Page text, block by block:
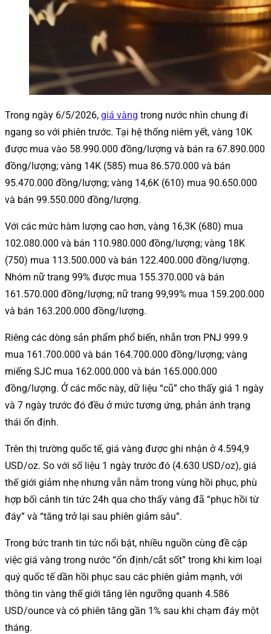
Trong ngày 6/5/2026, giá vàng trong nước nhìn chung đi
ngang so với phiên trước. Tại hệ thống niêm yết, vàng 10K
được mua vào 58.990.000 đồng/lượng và bán ra 67.890.000
đồng/lượng; vàng 14K (585) mua 86.570.000 và bán
95.470.000 đồng/lượng; vàng 14,6K (610) mua 90.650.000
và bán 99.550.000 đồng/lượng.
Với các mức hàm lượng cao hơn, vàng 16,3K (680) mua
102.080.000 và bán 110.980.000 đồng/lượng; vàng 18K
(750) mua 113.500.000 và bán 122.400.000 đồng/lượng.
Nhóm nữ trang 99% được mua 155.370.000 và bán
161.570.000 đồng/lượng; nữ trang 99,99% mua 159.200.000
và bán 163.200.000 đồng/lượng.
Riêng các dòng sản phẩm phổ biến, nhẫn trơn PNJ 999.9
mua 161.700.000 và bán 164.700.000 đồng/lượng; vàng
miếng SJC mua 162.000.000 và bán 165.000.000
đồng/lượng. Ở các mốc này, dữ liệu “cũ” cho thấy giá 1 ngày
và 7 ngày trước đó đều ở mức tương ứng, phản ánh trạng
thái ổn định.
Trên thị trường quốc tế, giá vàng được ghi nhận ở 4.594,9
USD/oz. So với số liệu 1 ngày trước đó (4.630 USD/oz), giá
thế giới giảm nhẹ nhưng vẫn nằm trong vùng hồi phục, phù
hợp bối cảnh tin tức 24h qua cho thấy vàng đã “phục hồi từ
đáy” và “tăng trở lại sau phiên giảm sâu”.
Trong bức tranh tin tức nổi bật, nhiều nguồn cùng đề cập
việc giá vàng trong nước “ổn định/cắt sốt” trong khi kim loại
quý quốc tế dần hồi phục sau các phiên giảm mạnh, với
thông tin vàng thế giới tăng lên ngưỡng quanh 4.586
USD/ounce và có phiên tăng gần 1% sau khi chạm đáy một
tháng.